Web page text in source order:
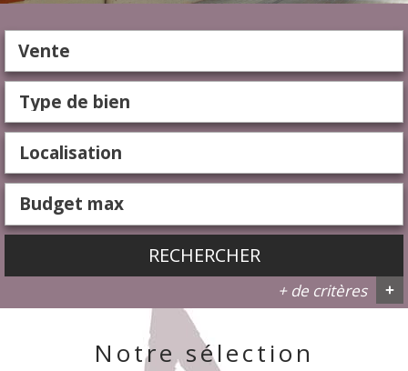
Vente
10KM 25KM
RECHERCHER
+ de critères +
Notre sélection